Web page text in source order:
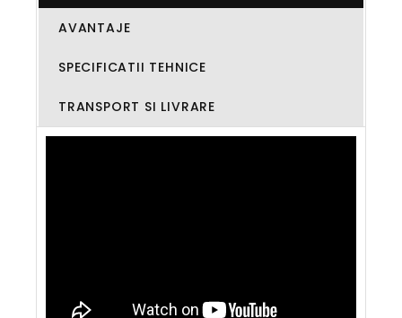
AVANTAJE
SPECIFICATII TEHNICE
TRANSPORT SI LIVRARE